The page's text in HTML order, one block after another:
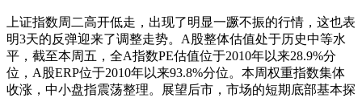
上证指数周二高开低走，出现了明显一蹶不振的行情，这也表
明3天的反弹迎来了调整走势。A股整体估值处于历史中等水
平，截至本周五，全A指数PE估值位于2010年以来28.9%分
位，A股ERP位于2010年以来93.8%分位。本周权重指数集体
收涨，中小盘指震荡整理。展望后市，市场的短期底部基本探